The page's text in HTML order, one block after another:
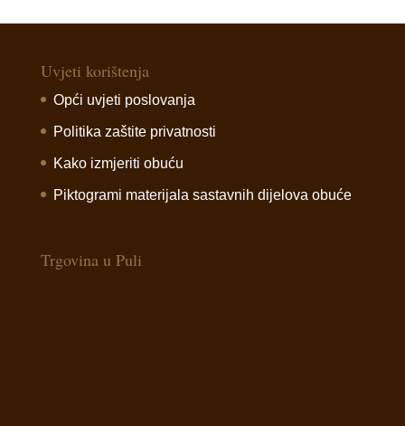
Uvjeti korištenja
Opći uvjeti poslovanja
Politika zaštite privatnosti
Kako izmjeriti obuću
Piktogrami materijala sastavnih dijelova obuće
Trgovina u Puli